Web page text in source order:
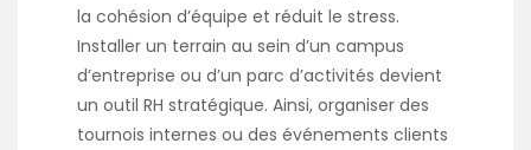
la cohésion d’équipe et réduit le stress.
Installer un terrain au sein d’un campus
d’entreprise ou d’un parc d’activités devient
un outil RH stratégique. Ainsi, organiser des
tournois internes ou des événements clients